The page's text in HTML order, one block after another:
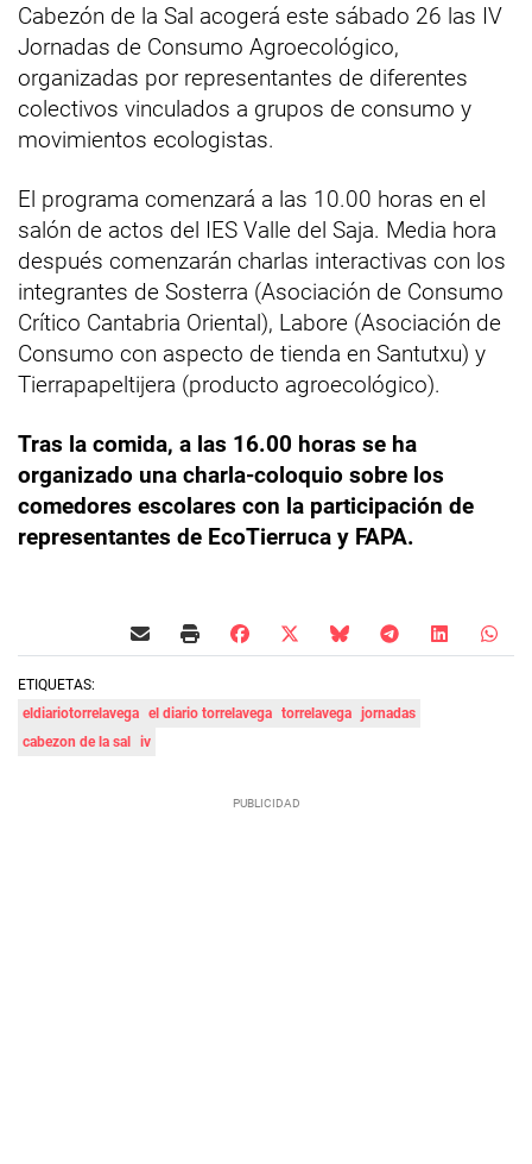
Cabezón de la Sal acogerá este sábado 26 las IV
Jornadas de Consumo Agroecológico,
organizadas por representantes de diferentes
colectivos vinculados a grupos de consumo y
movimientos ecologistas.
El programa comenzará a las 10.00 horas en el
salón de actos del IES Valle del Saja. Media hora
después comenzarán charlas interactivas con los
integrantes de Sosterra (Asociación de Consumo
Crítico Cantabria Oriental), Labore (Asociación de
Consumo con aspecto de tienda en Santutxu) y
Tierrapapeltijera (producto agroecológico).
Tras la comida, a las 16.00 horas se ha
organizado una charla-coloquio sobre los
comedores escolares con la participación de
representantes de EcoTierruca y FAPA.
ETIQUETAS:
eldiariotorrelavega el diario torrelavega torrelavega jornadas
cabezon de la sal iv